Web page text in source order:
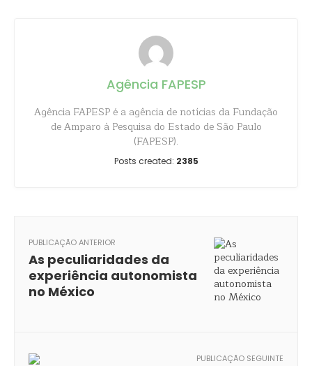
Agência FAPESP
Agência FAPESP é a agência de notícias da Fundação
de Amparo à Pesquisa do Estado de São Paulo
(FAPESP).
Posts created: 2385
PUBLICAÇÃO ANTERIOR
As peculiaridades da
experiência autonomista
no México
PUBLICAÇÃO SEGUINTE